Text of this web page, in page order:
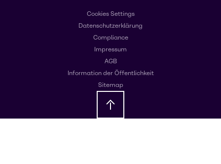
Cookies Settings
Datenschutzerklärung
Compliance
Impressum
AGB
Information der Öffentlichkeit
Sitemap